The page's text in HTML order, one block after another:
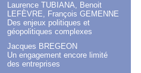
Laurence TUBIANA, Benoit
LEFÈVRE, François GEMENNE
Des enjeux politiques et
géopolitiques complexes
Jacques BREGEON
Un engagement encore limité
des entreprises